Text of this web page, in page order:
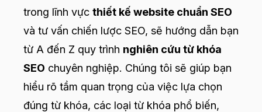
trong lĩnh vực thiết kế website chuẩn SEO
và tư vấn chiến lược SEO, sẽ hướng dẫn bạn
từ A đến Z quy trình nghiên cứu từ khóa
SEO chuyên nghiệp. Chúng tôi sẽ giúp bạn
hiểu rõ tầm quan trọng của việc lựa chọn
đúng từ khóa, các loại từ khóa phổ biến,